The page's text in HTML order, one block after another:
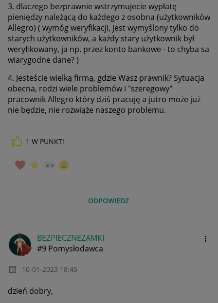
3. dlaczego bezprawnie wstrzymujecie wypłatę
pieniędzy należącą do każdego z osobna (użytkowników
Allegro) ( wymóg weryfikacji, jest wymyślony tylko do
starych użytkowników, a każdy stary użytkownik był
weryfikowany, ja np. przez konto bankowe - to chyba sa
wiarygodne dane? )
4. Jesteście wielką firmą, gdzie Wasz prawnik? Sytuacja
obecna, rodzi wiele problemów i "szeregowy"
pracownik Allegro który dziś pracuję a jutro może już
nie będzie, nie rozwiąże naszego problemu.
1 W PUNKT!
ODPOWIEDZ
BEZPIECZNEZAMKI
#9 Pomysłodawca
‎10-01-2023 18:45
dzień dobry,